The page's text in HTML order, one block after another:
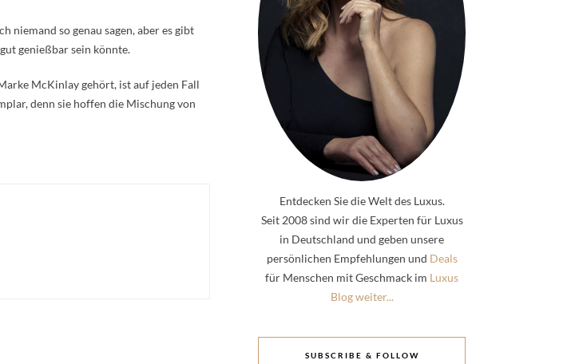
niemand so genau sagen, aber es gibt
genießbar sein könnte.
McKinlay gehört, ist auf jeden Fall
denn sie hoffen die Mischung von
Entdecken Sie die Welt des Luxus.
Seit 2008 sind wir die Experten für Luxus
in Deutschland und geben unsere
persönlichen Empfehlungen und Deals
für Menschen mit Geschmack im Luxus
Blog weiter...
SUBSCRIBE & FOLLOW